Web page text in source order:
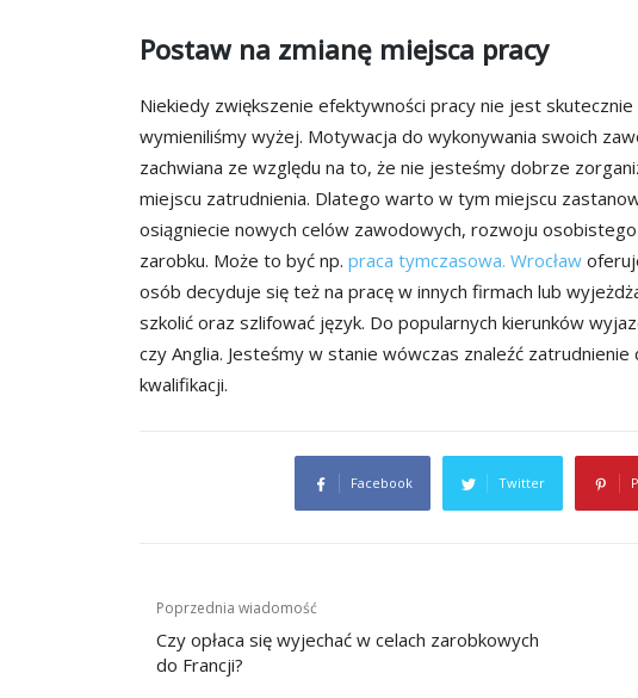
Postaw na zmianę miejsca pracy
Niekiedy zwiększenie efektywności pracy nie jest
wymieniliśmy wyżej. Motywacja do wykonywania swoich
zachwiana ze względu na to, że nie jesteśmy dobrze
miejscu zatrudnienia. Dlatego warto w tym miejscu
osiągniecie nowych celów zawodowych, rozwoju
zarobku. Może to być np. praca tymczasowa. Wrocław
osób decyduje się też na pracę w innych firmach lub
szkolić oraz szlifować język. Do popularnych kierunków
czy Anglia. Jesteśmy w stanie wówczas znaleźć
kwalifikacji.
Facebook Twitter
Nawigacja
wpisu
Poprzednia wiadomość
Czy opłaca się wyjechać w celach zarobkowych
do Francji?